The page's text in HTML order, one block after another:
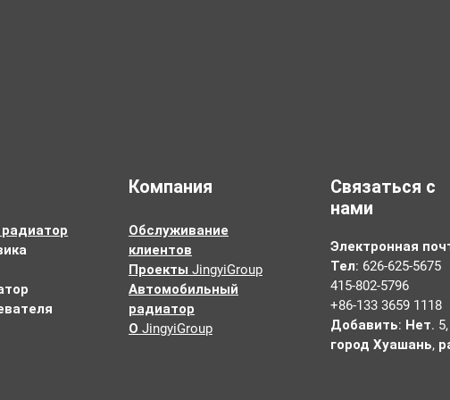
Компания
Обслуживание
клиентов
Проекты JingyiGroup
Автомобильный
радиатор
О JingyiGroup
Связаться с
нами
Электронная
Тел: 626-625-5675
415-802-5796
+86-133 3659 1118
Добавить: Нет.
город Хуашань,